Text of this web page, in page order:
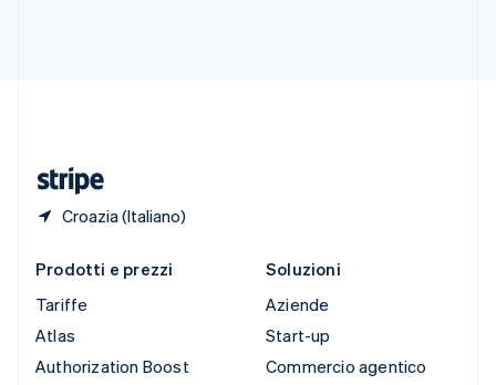
Croazia (Italiano)
Prodotti e prezzi
Tariffe
Atlas
Authorization Boost
Soluzioni
Aziende
Start-up
Commercio agentico